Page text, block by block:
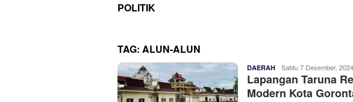
POLITIK
TAG: ALUN-ALUN
DAERAH Admin
Nusantara
Sabtu 7 Desember, 2024
Lapangan Taruna
Modern Kota